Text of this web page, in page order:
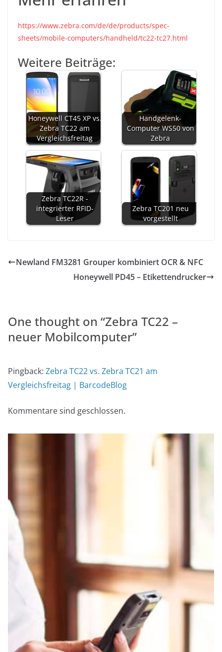
https://www.zebra.com/de/de/products/spec-
sheets/mobile-computers/handheld/tc22-tc27.html
Weitere Beiträge:
Honeywell CT45 XP vs.
Zebra TC22 am
Vergleichsfreitag
Handgelenk-
Computer WS50 von
Zebra
Zebra TC22R -
integrierter RFID-
Leser
Zebra TC201 neu
vorgestellt
Newland FM3281 Grouper kombiniert OCR & NFC
Honeywell PD45 – Etikettendrucker
One thought on “Zebra TC22 –
neuer Mobilcomputer”
Pingback: Zebra TC22 vs. Zebra TC21 am
Vergleichsfreitag | BarcodeBlog
Kommentare sind geschlossen.